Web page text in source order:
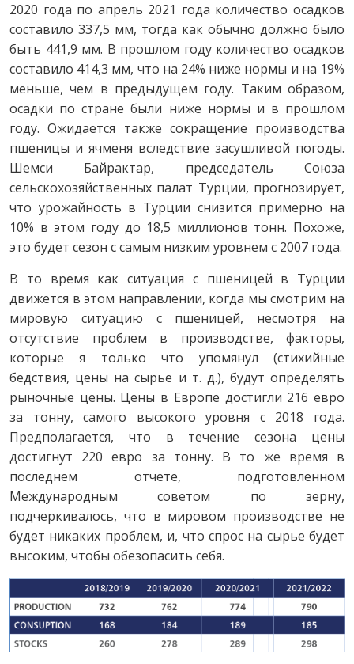
2020 года по апрель 2021 года количество осадков
составило 337,5 мм, тогда как обычно должно было
быть 441,9 мм. В прошлом году количество осадков
составило 414,3 мм, что на 24% ниже нормы и на 19%
меньше, чем в предыдущем году. Таким образом,
осадки по стране были ниже нормы и в прошлом
году. Ожидается также сокращение производства
пшеницы и ячменя вследствие засушливой погоды.
Шемси Байрактар, председатель Союза
сельскохозяйственных палат Турции, прогнозирует,
что урожайность в Турции снизится примерно на
10% в этом году до 18,5 миллионов тонн. Похоже,
это будет сезон с самым низким уровнем с 2007 года.
В то время как ситуация с пшеницей в Турции
движется в этом направлении, когда мы смотрим на
мировую ситуацию с пшеницей, несмотря на
отсутствие проблем в производстве, факторы,
которые я только что упомянул (стихийные
бедствия, цены на сырье и т. д.), будут определять
рыночные цены. Цены в Европе достигли 216 евро
за тонну, самого высокого уровня с 2018 года.
Предполагается, что в течение сезона цены
достигнут 220 евро за тонну. В то же время в
последнем отчете, подготовленном
Международным советом по зерну,
подчеркивалось, что в мировом производстве не
будет никаких проблем, и, что спрос на сырье будет
высоким, чтобы обезопасить себя.